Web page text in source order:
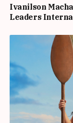
Ivanilson
Leaders